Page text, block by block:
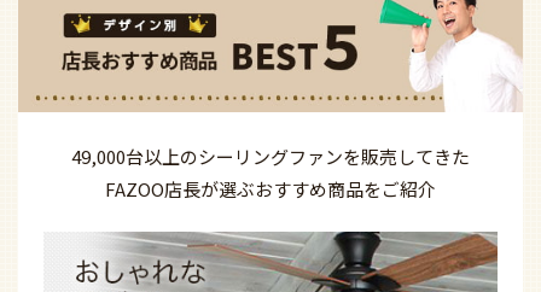
49,000台以上のシーリングファンを販売してきた
FAZOO店長が選ぶおすすめ商品をご紹介